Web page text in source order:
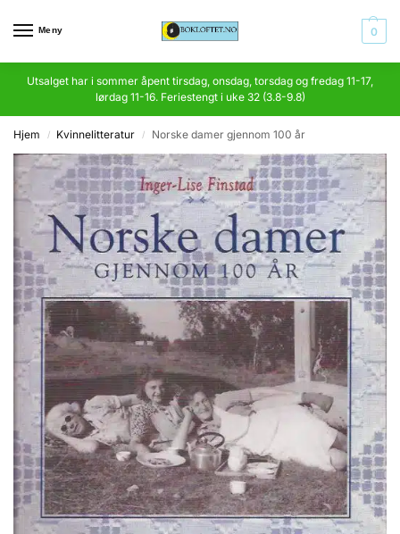
Meny 0
Utsalget har i sommer åpent tirsdag, onsdag, torsdag og fredag 11-17,
lørdag 11-16. Feriestengt i uke 32 (3.8-9.8)
Hjem / Kvinnelitteratur / Norske damer gjennom 100 år